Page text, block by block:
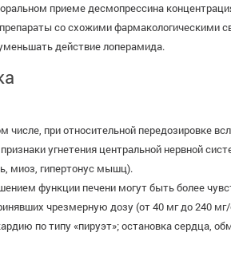
приеме десмопрессина
со схожими фармакологическими
действие лоперамида.
числе, при относительной передозировке
угнетения центральной нервной
миоз, гипертонус мышц).
функции печени могут быть более
чрезмерную дозу (от 40 мг до 240
по типу «пируэт»; остановка сердца,